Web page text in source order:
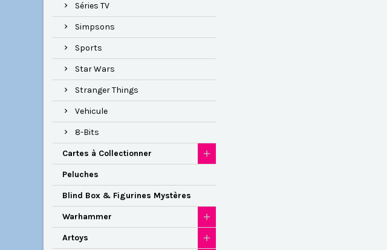
Séries TV
Simpsons
Sports
Star Wars
Stranger Things
Vehicule
8-Bits
Cartes à Collectionner
Peluches
Blind Box & Figurines Mystères
Warhammer
Artoys